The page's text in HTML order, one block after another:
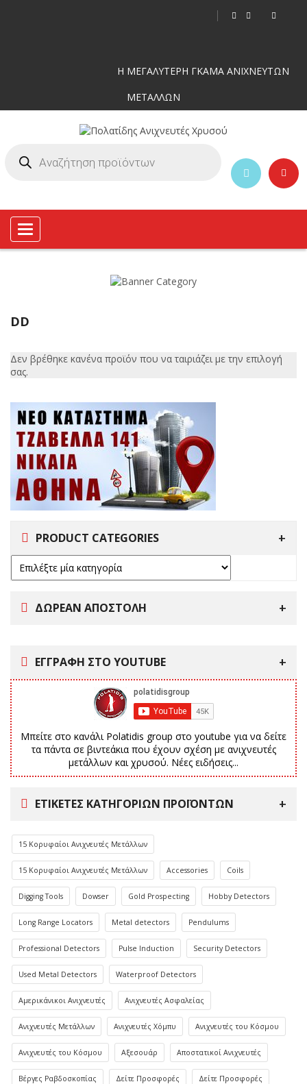
Η ΜΕΓΑΛΥΤΕΡΗ ΓΚΑΜΑ ΑΝΙΧΝΕΥΤΩΝ
ΜΕΤΑΛΛΩΝ
Toggle
navigation
PRODUCT CATEGORIES
ΔΩΡΕΑΝ ΑΠΟΣΤΟΛΗ
ΕΓΓΡΑΦΗ ΣΤΟ YOUTUBE
Μπείτε στο κανάλι Polatidis group στο youtube για να δείτε
τα πάντα σε βιντεάκια που έχουν σχέση με ανιχνευτές
μετάλλων και χρυσού. Νέες ειδήσεις...
ΕΤΙΚΈΤΕΣ ΚΑΤΗΓΟΡΙΏΝ ΠΡΟΪΌΝΤΩΝ
15 Κορυφαίοι Ανιχνευτές Μετάλλων
15 Κορυφαίοι Ανιχνευτές Μετάλλων Accessories Coils
Digging Tools Dowser Gold Prospecting Hobby Detectors
Long Range Locators Metal detectors Pendulums
Professional Detectors Pulse Induction Security Detectors
Used Metal Detectors Waterproof Detectors
Αμερικάνικοι Ανιχνευτές Ανιχνευτές Ασφαλείας
Ανιχνευτές Μετάλλων Ανιχνευτές Χόμπυ Ανιχνευτές του Κόσμου
Ανιχνευτές του Κόσμου Αξεσουάρ Αποστατικοί Ανιχνευτές
Βέργες Ραβδοσκοπίας Δείτε Προσφορές Δείτε Προσφορές
DD
Δεν βρέθηκε κανένα προϊόν που να ταιριάζει με την επιλογή
σας.